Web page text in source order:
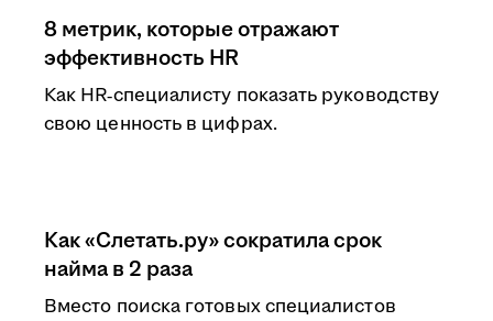
8 метрик, которые отражают
эффективность HR
Как HR‑специалисту показать руководству
свою ценность в цифрах.
Как «Слетать.ру» сократила срок
найма в 2 раза
Вместо поиска готовых специалистов